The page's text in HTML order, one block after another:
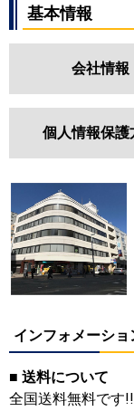
基本情報
会社情報
個人情報保護
インフォメーショ
■ 送料について
全国送料無料です!!